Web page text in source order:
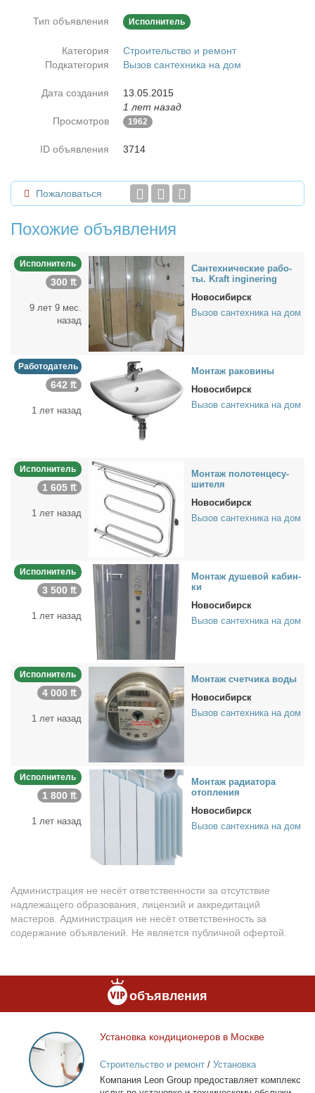
Тип объявления Исполнитель
Категория
Строительство и ремонт
Подкатегория
Вызов сантехника на дом
Дата создания
13.05.2015
1 лет назад
Просмотров
1962
ID объявления 3714
Пожаловаться
Похожие объявления
Исполнитель
300 ₶
9 лет 9 мес.
назад
Сан­тех­ни­че­ские ра­бо­
ты. Kraft inginering
Новосибирск
Вызов сантехника на дом
Работодатель
642 ₶
1 лет назад
Мон­таж ра­ко­ви­ны
Новосибирск
Вызов сантехника на дом
Исполнитель
1 605 ₶
1 лет назад
Мон­таж по­ло­тен­це­су­
ши­те­ля
Новосибирск
Вызов сантехника на дом
Исполнитель
3 500 ₶
1 лет назад
Мон­таж ду­ше­вой ка­бин­
ки
Новосибирск
Вызов сантехника на дом
Исполнитель
4 000 ₶
1 лет назад
Мон­таж счет­чи­ка во­ды
Новосибирск
Вызов сантехника на дом
Исполнитель
1 800 ₶
1 лет назад
Мон­таж ра­ди­а­то­ра
отоп­ле­ния
Новосибирск
Вызов сантехника на дом
Администрация не несёт ответственности за отсутствие
надлежащего образования, лицензий и аккредитаций
мастеров. Администрация не несёт ответственность за
содержание объявлений. Не является публичной офертой.
объявления
Установка
кондиционеров
в
Москве
Уста­нов­ка кон­ди­ци­о­не­ров в Москве
Строительство и ремонт/ Установка
кондиционеров
Ком­па­ния Leon Group предо­став­ля­ет ком­плекс